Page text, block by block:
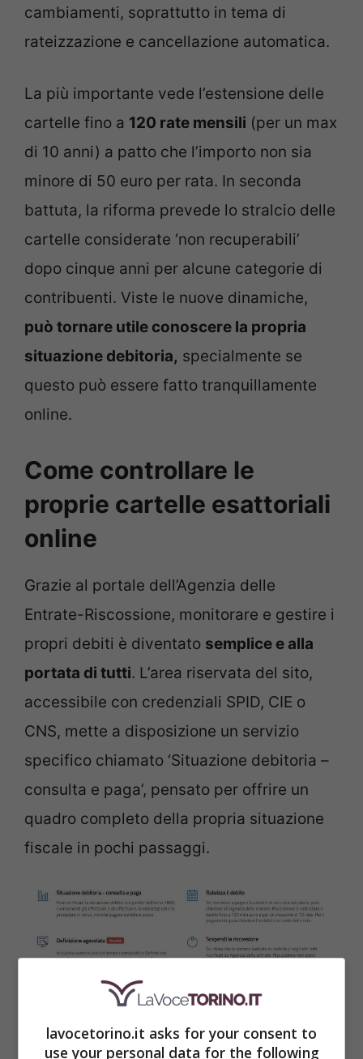
cambiamenti, soprattutto in tema di
rateizzazione e cancellazione automatica.
La più importante vede l’estensione delle
cartelle fino a 120 rate mensili (per un max
di 10 anni) a patto che l’importo non sia
minore di 50 euro per rata. In seconda
battuta, la riforma prevede lo stralcio delle
cartelle considerate ‘non recuperabili’
dopo cinque anni per alcune categorie di
contribuenti. Viste le nuove dinamiche,
può tornare utile conoscere la propria
situazione debitoria, specialmente se
questo può essere fatto tranquillamente
online.
Come controllare le
proprie cartelle esattoriali
online
Grazie al portale dell’Agenzia delle
Entrate-Riscossione, monitorare e gestire i
propri debiti è diventato semplice e alla
portata di tutti. L’area riservata del sito,
accessibile con credenziali SPID, CIE o
CNS, mette a disposizione un servizio
specifico chiamato ‘Situazione debitoria –
consulta e paga’, pensato per offrire un
quadro completo della propria situazione
fiscale in pochi passaggi.
lavocetorino.it asks for your consent to
use your personal data for the following